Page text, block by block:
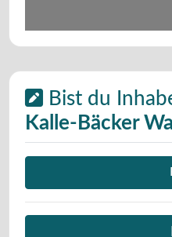
Bist du
Kalle-Bäcker